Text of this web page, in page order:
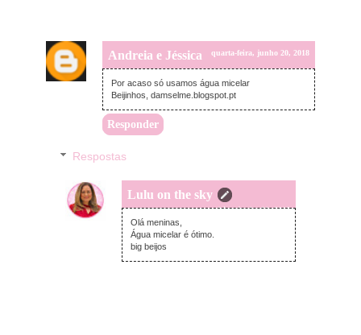
Andreia e Jéssica quarta-feira, junho 20, 2018
Por acaso só usamos água micelar
Beijinhos, damselme.blogspot.pt
Responder
Respostas
Lulu on the sky
quarta-feira, junho 20, 2018
Olá meninas,
Água micelar é ótimo.
big beijos